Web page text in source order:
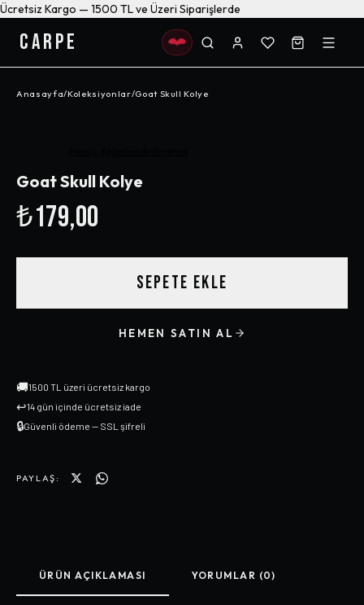
Ücretsiz Kargo — 1500 TL ve Üzeri Siparişlerde
CARPE
Anasayfa/Koleksiyonlar/Goat Skull Kolye
Goat Skull Kolye
₺179,00
SEPETE EKLE
HEMEN SATIN AL
🚚1500 TL üzeri ücretsiz kargo
↩14 gün içinde ücretsiz iade
🔒Güvenli ödeme — SSL şifreli
PAYLAŞ:
ÜRÜN AÇIKLAMASI YORUMLAR (0)